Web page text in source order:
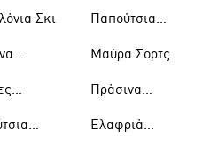
Σκι
Παπούτσια
Μαύρα Σορτς
Πράσινα
Ελαφριά